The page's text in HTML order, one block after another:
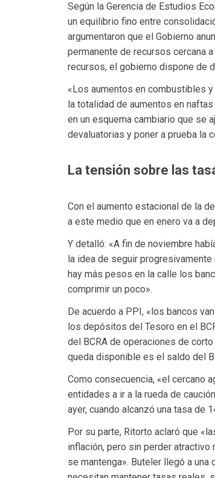
Según la Gerencia de Estudios
un equilibrio fino entre
argumentaron que el Gobierno
permanente de recursos cercana
recursos, el gobierno dispone de
«Los aumentos en combustibles
la totalidad de aumentos en
en un esquema cambiario que se
devaluatorias y poner a prueba la
La tensión sobre las
Con el aumento estacional de la
a este medio que en enero va a
Y detalló: «A fin de noviembre
la idea de seguir
hay más pesos en la calle los
comprimir un poco».
De acuerdo a PPI, «los bancos
los depósitos del Tesoro en el
del BCRA de operaciones de
queda disponible es el saldo del
Como consecuencia, «el cercano
entidades a ir a la rueda de
ayer, cuando alcanzó una tasa de
Por su parte, Ritorto aclaró que
inflación, pero sin perder
se mantenga». Buteler llegó a